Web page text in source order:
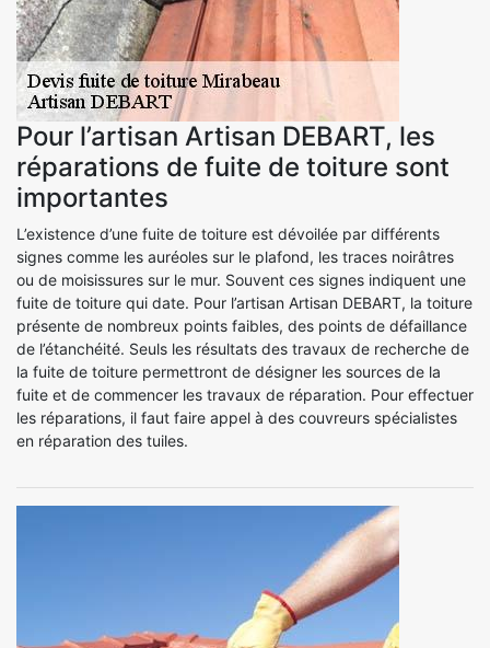
Pour l’artisan Artisan DEBART, les
réparations de fuite de toiture sont
importantes
L’existence d’une fuite de toiture est dévoilée par différents
signes comme les auréoles sur le plafond, les traces noirâtres
ou de moisissures sur le mur. Souvent ces signes indiquent une
fuite de toiture qui date. Pour l’artisan Artisan DEBART, la toiture
présente de nombreux points faibles, des points de défaillance
de l’étanchéité. Seuls les résultats des travaux de recherche de
la fuite de toiture permettront de désigner les sources de la
fuite et de commencer les travaux de réparation. Pour effectuer
les réparations, il faut faire appel à des couvreurs spécialistes
en réparation des tuiles.